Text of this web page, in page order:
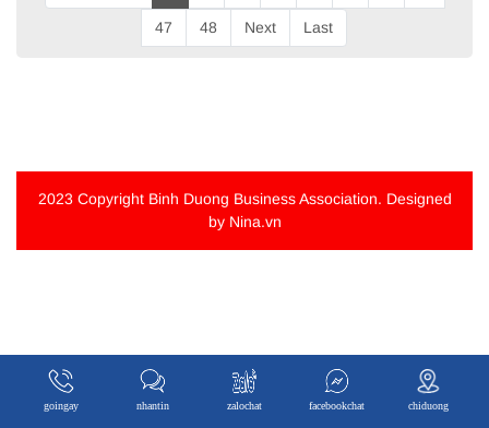
47 48 Next Last
2023 Copyright Binh Duong Business Association. Designed
by Nina.vn
goingay nhantin zalochat facebookchat chiduong